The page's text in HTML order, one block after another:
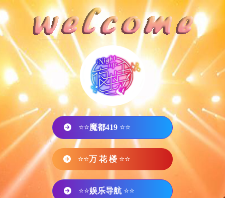
⭐⭐魔都419 ⭐⭐
⭐⭐万 花 楼 ⭐⭐
⭐⭐娱乐导航 ⭐⭐